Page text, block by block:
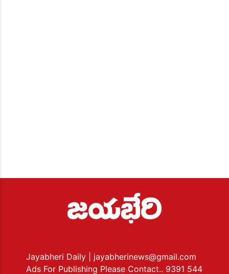
Jayabheri Daily
| jayabherinews@gmail.com
Ads For Publishing Please Contact.. 9391 544